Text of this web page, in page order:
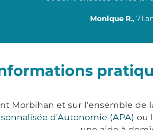
Monique R., 71
Morbihan et sur l'ensemble de
d'Autonomie (APA) ou